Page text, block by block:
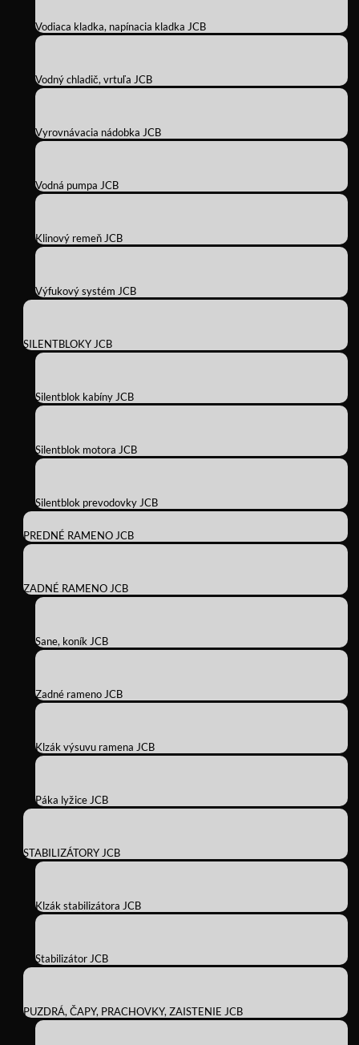
Vodiaca kladka, napínacia kladka JCB
Vodný chladič, vrtuľa JCB
Vyrovnávacia nádobka JCB
Vodná pumpa JCB
Klinový remeň JCB
Výfukový systém JCB
SILENTBLOKY JCB
Silentblok kabíny JCB
Silentblok motora JCB
Silentblok prevodovky JCB
PREDNÉ RAMENO JCB
ZADNÉ RAMENO JCB
Sane, koník JCB
Zadné rameno JCB
Klzák výsuvu ramena JCB
Páka lyžice JCB
STABILIZÁTORY JCB
Klzák stabilizátora JCB
Stabilizátor JCB
PUZDRÁ, ČAPY, PRACHOVKY, ZAISTENIE JCB